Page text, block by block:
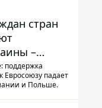
стран
–
поддержка
Евросоюзу падает
и Польше.